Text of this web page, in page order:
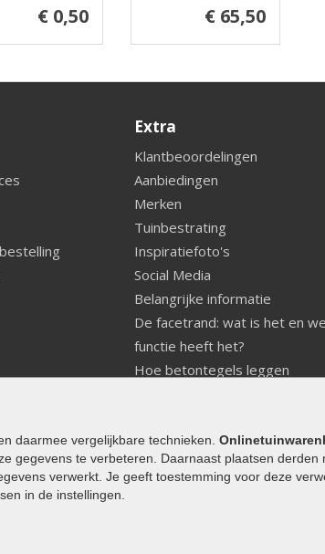
daarmee vergelijkbare technieken.
gegevens te verbeteren. Daarnaast plaatsen
verwerkt. Je geeft toestemming voor deze
in de instellingen.
€ 0,50 € 65,50
Extra
Klantbeoordelingen
Aanbiedingen
Merken
Tuinbestrating
Inspiratiefoto's
Social Media
Belangrijke informatie
De facetrand: wat is het en
functie heeft het?
Hoe betontegels leggen
Welke tuinstijl past bij mij
Strakke tuin inrichten
Legverbanden gebakken